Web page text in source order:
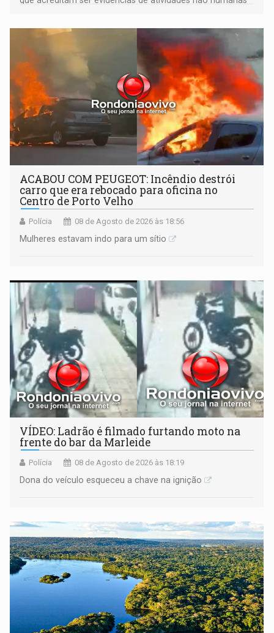
órbita
ACABOU COM PEUGEOT: Incêndio destrói
carro que era rebocado para oficina no
Centro de Porto Velho
Polícia 08 de Agosto de 2026 às 18:56
Mulheres estavam indo para um sítio
VÍDEO: Ladrão é filmado furtando moto na
frente do bar da Marleide
Polícia 08 de Agosto de 2026 às 18:19
Dona do veículo esqueceu a chave na ignição